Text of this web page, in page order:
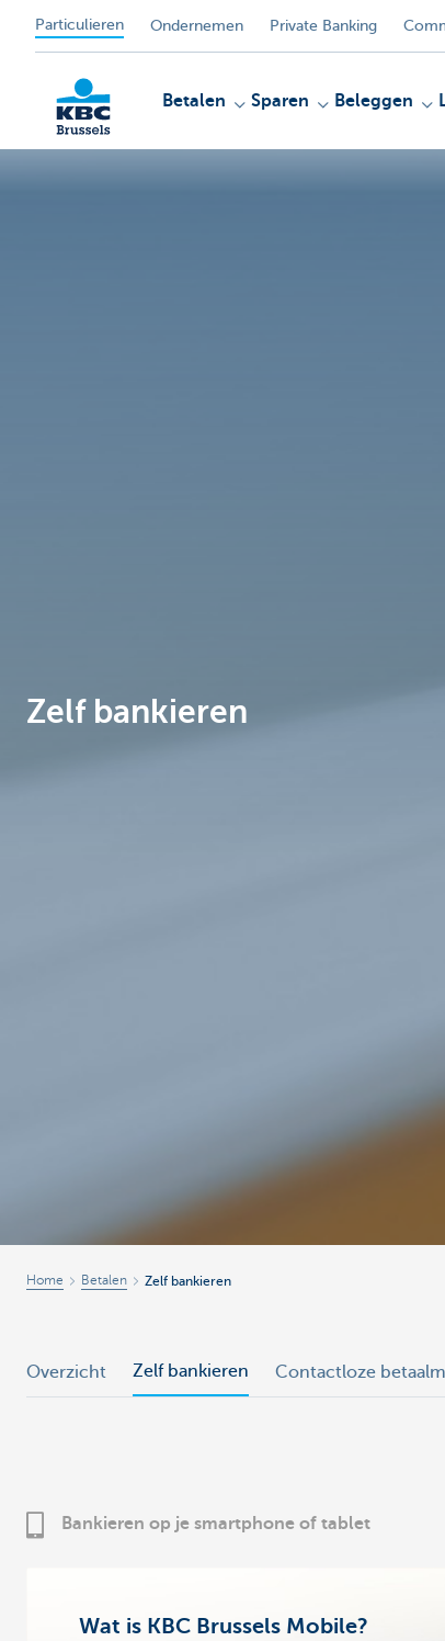
Particulieren Ondernemen Private Banking
Betalen Sparen Beleggen
Zelf bankieren
Home Betalen Zelf bankieren
Overzicht Zelf bankieren Contactloze
Bankieren op je smartphone of tablet
Wat is KBC Brussels Mobile?